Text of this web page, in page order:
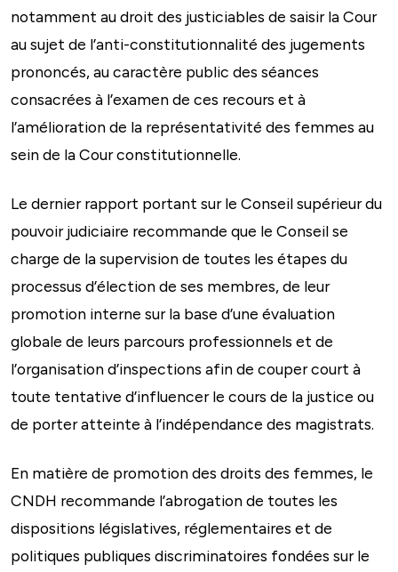
notamment au droit des justiciables de saisir la Cour
au sujet de l’anti-constitutionnalité des jugements
prononcés, au caractère public des séances
consacrées à l’examen de ces recours et à
l’amélioration de la représentativité des femmes au
sein de la Cour constitutionnelle.
Le dernier rapport portant sur le Conseil supérieur du
pouvoir judiciaire recommande que le Conseil se
charge de la supervision de toutes les étapes du
processus d’élection de ses membres, de leur
promotion interne sur la base d’une évaluation
globale de leurs parcours professionnels et de
l’organisation d’inspections afin de couper court à
toute tentative d’influencer le cours de la justice ou
de porter atteinte à l’indépendance des magistrats.
En matière de promotion des droits des femmes, le
CNDH recommande l’abrogation de toutes les
dispositions législatives, réglementaires et de
politiques publiques discriminatoires fondées sur le